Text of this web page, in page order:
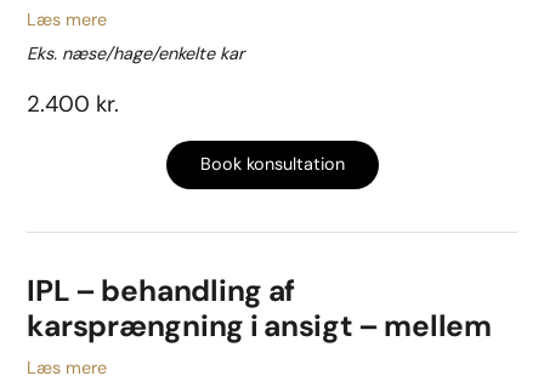
Læs mere
Eks. næse/hage/enkelte kar
2.400 kr.
Book konsultation
IPL – behandling af
karsprængning i ansigt – mellem
Læs mere